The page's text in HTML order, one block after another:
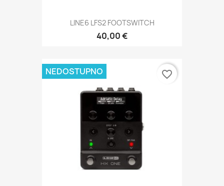
LINE6 LFS2 FOOTSWITCH
40,00 €
NEDOSTUPNO favorite_border